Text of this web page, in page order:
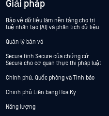
Giải pháp
Bảo vệ dữ liệu làm nền tảng cho trí
tuệ nhân tạo (AI) và phân tích dữ liệu
Quản lý bản vá
Secure tính Secure của chứng cứ
Secure cho cơ quan thực thi pháp luật
Chính phủ, Quốc phòng và Tình báo
Chính phủ Liên bang Hoa Kỳ
Năng lượng